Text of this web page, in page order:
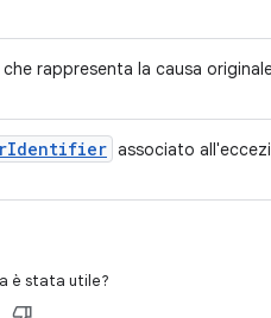
che rappresenta la causa
Identifier associato
è stata utile?